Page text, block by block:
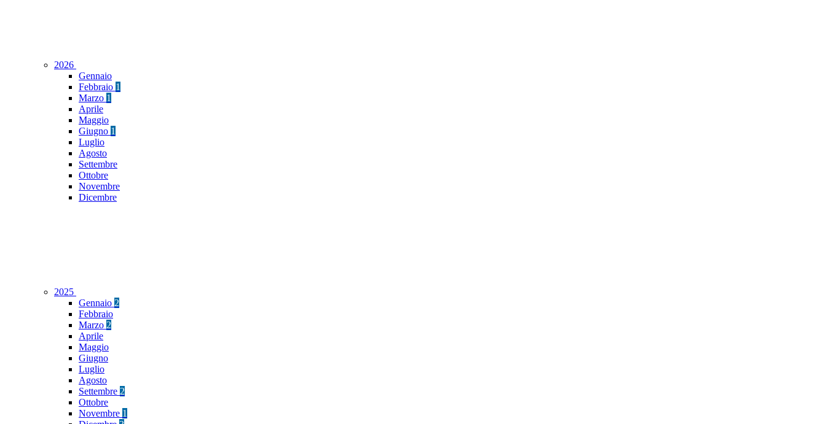
2026
Gennaio
Febbraio 1
Marzo 1
Aprile
Maggio
Giugno 1
Luglio
Agosto
Settembre
Ottobre
Novembre
Dicembre
2025
Gennaio 2
Febbraio
Marzo 2
Aprile
Maggio
Giugno
Luglio
Agosto
Settembre 2
Ottobre
Novembre 1